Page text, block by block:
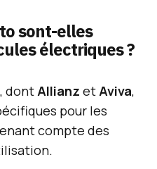
sont-elles
électriques ?
dontAllianz etAviva,
pour les
compte des